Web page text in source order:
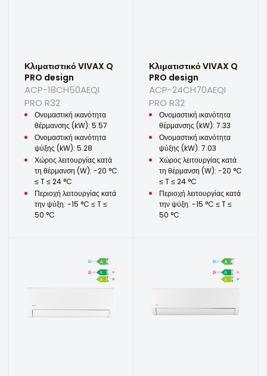
Κλιματιστικό VIVAX Q
PRO design
ACP-18CH50AEQI
PRO R32
Ονομαστική ικανότητα
θέρμανσης (kW): 5.57
Ονομαστική ικανότητα
ψύξης (kW): 5.28
Χώρος λειτουργίας κατά
τη θέρμανση (W): -20 °C
≤ T ≤ 24 °C
Περιοχή λειτουργίας κατά
την ψύξη: -15 °C ≤ T ≤
50 °C
Κλιματιστικό VIVAX Q
PRO design
ACP-24CH70AEQI
PRO R32
Ονομαστική ικανότητα
θέρμανσης (kW): 7.33
Ονομαστική ικανότητα
ψύξης (kW): 7.03
Χώρος λειτουργίας κατά
τη θέρμανση (W): -20 °C
≤ T ≤ 24 °C
Περιοχή λειτουργίας κατά
την ψύξη: -15 °C ≤ T ≤
50 °C